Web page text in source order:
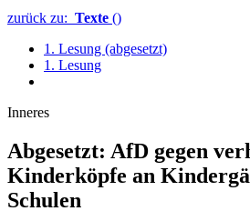
zurück zu: Texte ()
1. Lesung (abgesetzt)
1. Lesung
Inneres
Abgesetzt: AfD gegen
Kinderköpfe an
Schulen